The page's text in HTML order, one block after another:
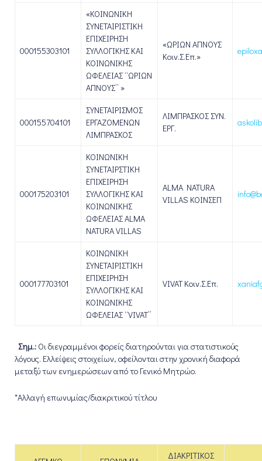
000155303101
«ΚΟΙΝΩΝΙΚΗ
ΣΥΝΕΤΑΙΡΙΣΤΙΚΗ
ΕΠΙΧΕΙΡΗΣΗ
ΣΥΛΛΟΓΙΚΗΣ ΚΑΙ
ΚΟΙΝΩΝΙΚΗΣ
ΩΦΕΛΕΙΑΣ “ΩΡΙΩΝ
ΑΠΝΟΥΣ” »
«ΩΡΙΩΝ ΑΠΝΟΥΣ
Κοιν.Σ.Επ.»
000155704101
ΣΥΝΕΤΑΙΡΙΣΜΟΣ
ΕΡΓΑΖΟΜΕΝΩΝ
ΛΙΜΠΡΑΣΚΟΣ
ΛΙΜΠΡΑΣΚΟΣ ΣΥΝ.
ΕΡΓ.
000175203101
ΚΟΙΝΩΝΙΚΗ
ΣΥΝΕΤΑΙΡΣΤΙΚΗ
ΕΠΙΧΕΙΡΗΣΗ
ΣΥΛΛΟΓΙΚΗΣ ΚΑΙ
ΚΟΙΝΩΝΙΚΗΣ
ΩΦΕΛΕΙΑΣ ALMA
NATURA VILLAS
ALMA NATURA
VILLAS ΚΟΙΝΣΕΠ
000177703101
ΚΟΙΝΩΝΙΚΗ
ΣΥΝΕΤΑΙΡΙΣΤΙΚΗ
ΕΠΙΧΕΙΡΗΣΗ
ΣΥΛΛΟΓΙΚΗΣ ΚΑΙ
ΚΟΙΝΩΝΙΚΗΣ
ΩΦΕΛΕΙΑΣ “VIVAT”
VIVAT Κοιν.Σ.Επ.
Σημ.: Οι διεγραμμένοι φορείς διατηρούνται για στατιστικούς
λόγους. Ελλείψεις στοιχείων, οφείλονται στην χρονική διαφορά
μεταξύ των ενημερώσεων από το Γενικό Μητρώο.
*Αλλαγή επωνυμίας/διακριτικού τίτλου
ΔΙΑΚΡΙΤΙΚΟΣ